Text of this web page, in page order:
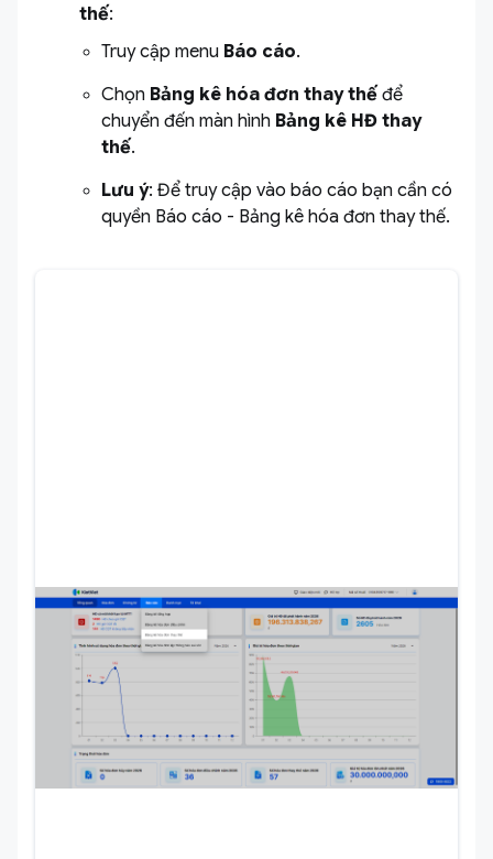
thế:
Truy cập menu Báo cáo.
Chọn Bảng kê hóa đơn thay thế để
chuyển đến màn hình Bảng kê HĐ thay
thế.
Lưu ý: Để truy cập vào báo cáo bạn cần có
quyền Báo cáo - Bảng kê hóa đơn thay thế.